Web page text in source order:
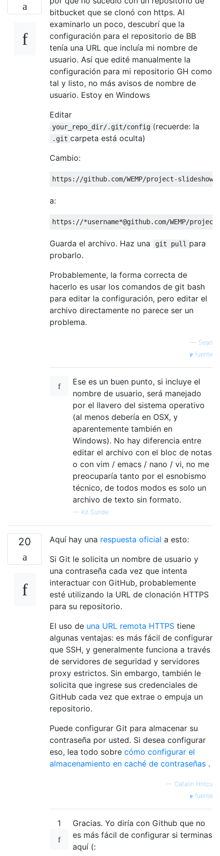
bitbucket que se clonó con https. Al
examinarlo un poco, descubrí que la
configuración para el repositorio de BB
tenía una URL que incluía mi nombre de
usuario. Así que edité manualmente la
configuración para mi repositorio GH como
tal y listo, no más avisos de nombre de
usuario. Estoy en Windows
Editar
your_repo_dir/.git/config (recuerde: la
.git carpeta está oculta)
Cambio:
a:
Guarda el archivo. Haz una git pull para
probarlo.
Probablemente, la forma correcta de
hacerlo es usar los comandos de git bash
para editar la configuración, pero editar el
archivo directamente no parece ser un
problema.
— Sean
fuente
Ese es un buen punto, si incluye el
nombre de usuario, será manejado
por el llavero del sistema operativo
(al menos debería en OSX, y
aparentemente también en
Windows). No hay diferencia entre
editar el archivo con el bloc de notas
o con vim / emacs / nano / vi, no me
preocuparía tanto por el esnobismo
técnico, de todos modos es solo un
archivo de texto sin formato.
— Kit Sunde
20 Aquí hay una respuesta oficial a esto:
Si Git le solicita un nombre de usuario y
una contraseña cada vez que intenta
interactuar con GitHub, probablemente
esté utilizando la URL de clonación HTTPS
para su repositorio.
El uso de una URL remota HTTPS tiene
algunas ventajas: es más fácil de configurar
que SSH, y generalmente funciona a través
de servidores de seguridad y servidores
proxy estrictos. Sin embargo, también le
solicita que ingrese sus credenciales de
GitHub cada vez que extrae o empuja un
repositorio.
Puede configurar Git para almacenar su
contraseña por usted. Si desea configurar
eso, lea todo sobre cómo configurar el
almacenamiento en caché de contraseñas .
— Catalin Hritcu
fuente
1
Gracias. Yo diría con Github que no
es más fácil de configurar si terminas
aquí (: